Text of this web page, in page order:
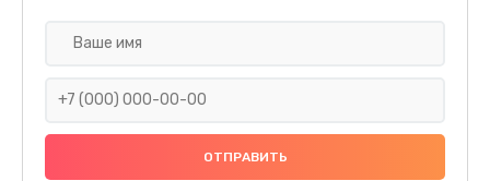
Замена термодатчиков
2500 руб.